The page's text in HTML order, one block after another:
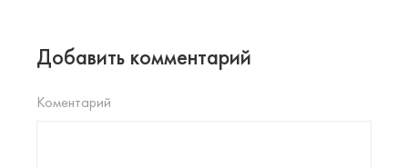
Добавить комментарий
Коментарий